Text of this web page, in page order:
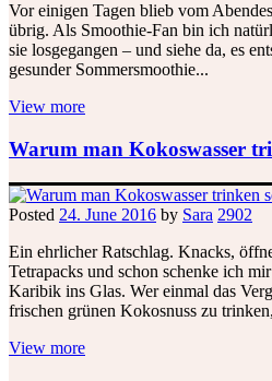
Vor einigen Tagen blieb vom
übrig. Als Smoothie-Fan bin ich
sie losgegangen – und siehe da, es
gesunder Sommersmoothie...
View more
Warum man Kokoswasser
Posted 24. June 2016 by Sara 2902
Ein ehrlicher Ratschlag. Knacks,
Tetrapacks und schon schenke ich
Karibik ins Glas. Wer einmal das
frischen grünen Kokosnuss zu
View more